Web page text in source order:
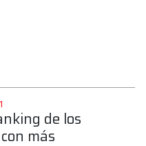
de los
más